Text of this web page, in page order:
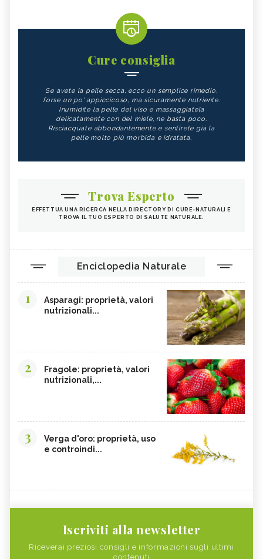
Cure consiglia
Se avete la pelle secca, ecco un semplice rimedio,
forse un po' appiccicoso, ma sicuramente nutriente.
Inumidite la pelle del viso e massaggiatela
delicatamente con del miele, ne basta poco.
Risciacquate abbondantemente e sentirete già la
pelle molto più morbida e idratata.
Trova Esperto
EFFETTUA UNA RICERCA NELLA DIRECTORY DI CURE-NATURALI E
TROVA IL TUO ESPERTO DI SALUTE NATURALE.
Enciclopedia Naturale
1
Asparagi: proprietà, valori
nutrizionali...
2
Fragole: proprietà, valori
nutrizionali,...
3
Verga d'oro: proprietà, uso
e controindi...
Iscriviti alla newsletter
Riceverai preziosi consigli e informazioni sugli ultimi
contenuti